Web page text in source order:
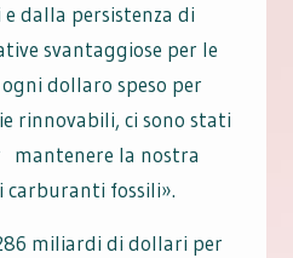
dalla persistenza di
svantaggiose per le
dollaro speso per
rinnovabili, ci sono stati
mantenere la nostra
carburanti fossili».
miliardi di dollari per